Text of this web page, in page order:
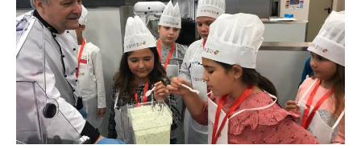
ц
и
я